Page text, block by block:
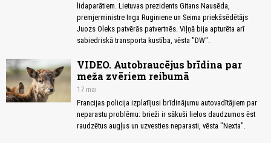
lidaparātiem. Lietuvas prezidents Gitans Nausēda,
premjerministre Inga Ruginiene un Seima priekšsēdētājs
Juozs Oleks patvērās patvertnēs. Viļņā bija apturēta arī
sabiedriskā transporta kustība, vēsta "DW".
VIDEO. Autobraucējus brīdina par
meža zvēriem reibumā
17.mai
Francijas policija izplatījusi brīdinājumu autovadītājiem par
neparastu problēmu: brieži ir sākuši lielos daudzumos ēst
raudzētus augļus un uzvesties neparasti, vēsta "Nexta".